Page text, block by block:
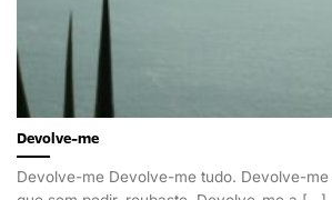
Devolve-me
Devolve-me Devolve-me tudo. Devolve-me